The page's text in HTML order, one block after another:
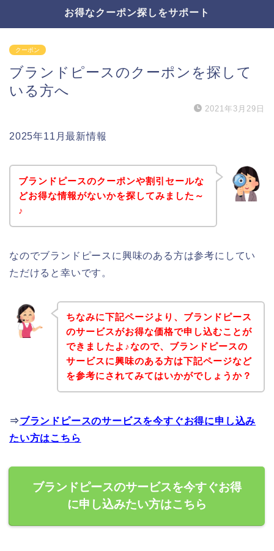
お得なクーポン探しをサポート
クーポン
ブランドピースのクーポンを探して
いる方へ
2021年3月29日
2025年11月最新情報
ブランドピースのクーポンや割引セールな
どお得な情報がないかを探してみました～
♪
なのでブランドピースに興味のある方は参考にしてい
ただけると幸いです。
ちなみに下記ページより、ブランドピース
のサービスがお得な価格で申し込むことが
できましたよ♪なので、ブランドピースの
サービスに興味のある方は下記ページなど
を参考にされてみてはいかがでしょうか？
⇒ブランドピースのサービスを今すぐお得に申し込み
たい方はこちら
ブランドピースのサービスを今すぐお得
に申し込みたい方はこちら